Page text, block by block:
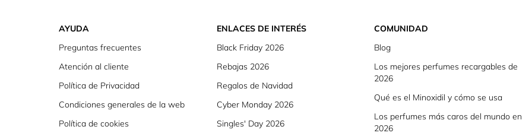
AYUDA
Preguntas frecuentes
Atención al cliente
Política de Privacidad
Condiciones generales de la web
Política de cookies
ENLACES DE INTERÉS
Black Friday 2026
Rebajas 2026
Regalos de Navidad
Cyber Monday 2026
Singles' Day 2026
COMUNIDAD
Blog
Los mejores perfumes recargables de
2026
Qué es el Minoxidil y cómo se usa
Los perfumes más caros del mundo en
2026